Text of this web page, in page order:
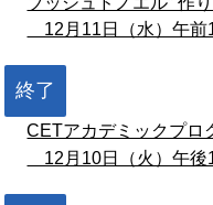
12月11日（水）午前
終了
CETアカデミックプロ
12月10日（火）午後